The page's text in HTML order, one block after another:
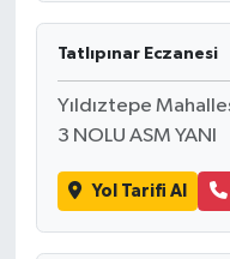
Tatlıpınar Eczanesi
Yıldıztepe
3 NOLU ASM YANI
Yol Tarifi Al